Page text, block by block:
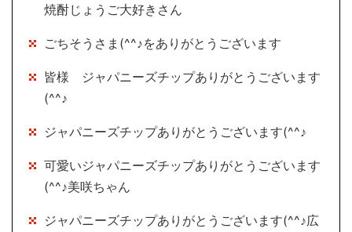
焼酎じょうご大好きさん
ごちそうさま(^^♪をありがとうございます
皆様 ジャパニーズチップありがとうございます
(^^♪
ジャパニーズチップありがとうございます(^^♪
可愛いジャパニーズチップありがとうございます
(^^♪美咲ちゃん
ジャパニーズチップありがとうございます(^^♪広